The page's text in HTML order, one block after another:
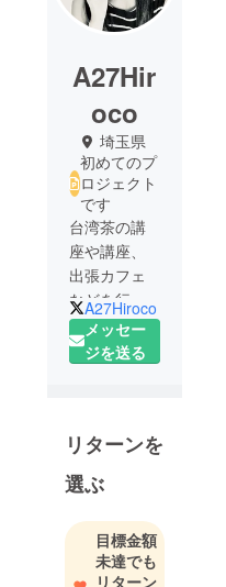
A27Hir
oco
埼玉県
初めてのプ
ロジェクト
です
台湾茶の講
座や講座、
出張カフェ
などを行っ
ておりま
す。
A27Hiroco
メッセー
ジを送る
リターンを
選ぶ
目標金額
未達でも
リターン